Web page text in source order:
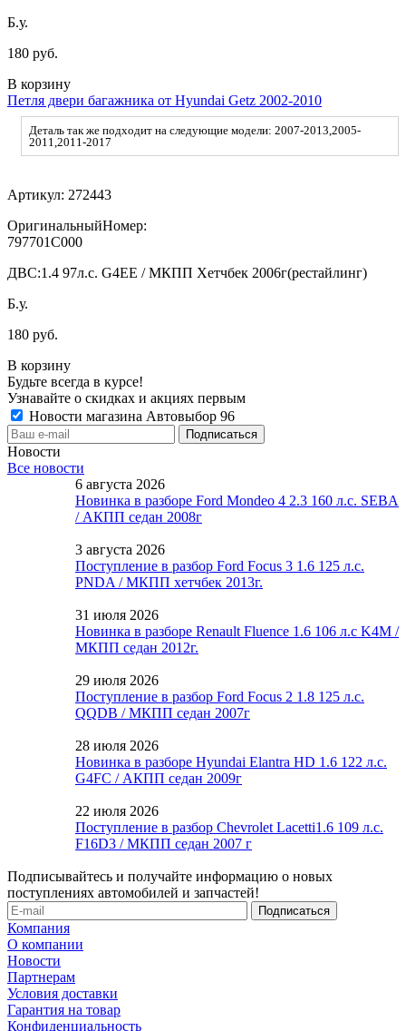
Б.у.
180 руб.
В корзину
Петля двери багажника от Hyundai Getz 2002-2010
Деталь так же подходит на следующие модели: 2007-2013,2005-
2011,2011-2017
Артикул: 272443
ОригинальныйНомер:
797701C000
ДВС:1.4 97л.с. G4EE / МКПП Хетчбек 2006г(рестайлинг)
Б.у.
180 руб.
В корзину
Будьте всегда в курсе!
Узнавайте о скидках и акциях первым
Новости магазина Автовыбор 96
Новости
Все новости
6 августа 2026
Новинка в разборе Ford Mondeo 4 2.3 160 л.с. SEBA
/ АКПП седан 2008г
3 августа 2026
Поступление в разбор Ford Focus 3 1.6 125 л.с.
PNDA / МКПП хетчбек 2013г.
31 июля 2026
Новинка в разборе Renault Fluence 1.6 106 л.с K4M /
МКПП седан 2012г.
29 июля 2026
Поступление в разбор Ford Focus 2 1.8 125 л.с.
QQDB / МКПП седан 2007г
28 июля 2026
Новинка в разборе Hyundai Elantra HD 1.6 122 л.с.
G4FC / АКПП седан 2009г
22 июля 2026
Поступление в разбор Chevrolet Lacetti1.6 109 л.с.
F16D3 / МКПП седан 2007 г
Подписывайтесь и получайте информацию о новых
поступлениях автомобилей и запчастей!
Компания
О компании
Новости
Партнерам
Условия доставки
Гарантия на товар
Конфиденциальность